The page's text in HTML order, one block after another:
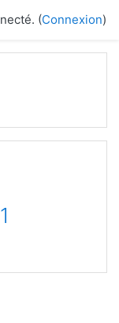
(Connexion)